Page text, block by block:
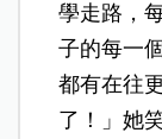
學走路，
子的每一
都有在往
了！」她